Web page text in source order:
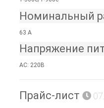
Номинальный
63 А
Напряжение
AC: 220В
Прайс-лист